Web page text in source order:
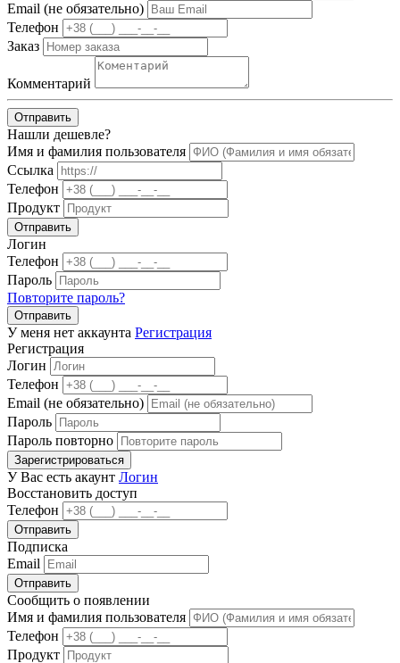
Email (не обязательно)
Телефон
Заказ
Комментарий
Отправить
Нашли дешевле?
Имя и фамилия пользователя
Ссылка
Телефон
Продукт
Отправить
Логин
Телефон
Пароль
Повторите пароль?
Отправить
У меня нет аккаунта Регистрация
Регистрация
Логин
Телефон
Email (не обязательно)
Пароль
Пароль повторно
Зарегистрироваться
У Вас есть акаунт Логин
Восстановить доступ
Телефон
Отправить
Подписка
Email
Отправить
Сообщить о появлении
Имя и фамилия пользователя
Телефон
Продукт